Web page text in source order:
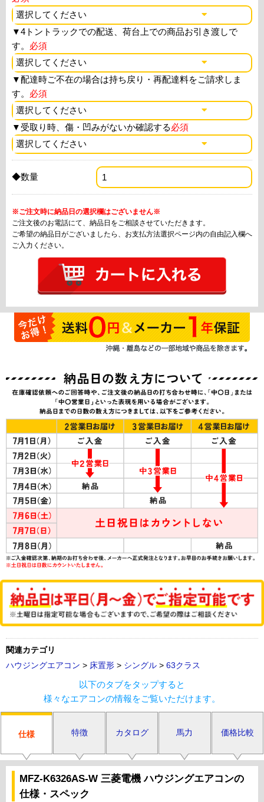
▼4トントラックでの配送、荷台上での商品お引き渡しで
す。 必須
▼配達時ご不在の場合は持ち戻り・再配達料をご請求しま
す。 必須
▼ 受取り時、傷・凹みがないか確認する必須
◆数量
※ご注文時に納品日の選択欄はございません※
ご注文後のお電話にて、納品日をご相談させていただきます。
ご希望の納品日がございましたら、お支払方法選択ページ内の自由記入欄へ
ご入力ください。
関連カテゴリ
ハウジングエアコン > 床置形 > シングル > 63クラス
以下のタブをタップすると
様々なエアコンの情報をご覧いただけます。
仕様 特徴 カタログ 馬力 価格比較
MFZ-K6326AS-W 三菱電機 ハウジングエアコンの
仕様・スペック